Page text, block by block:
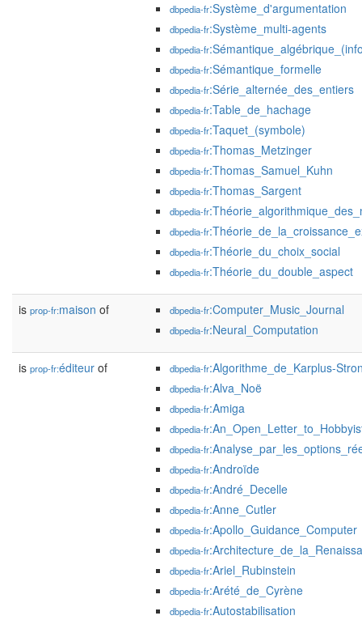
dbpedia-fr:Système_d'argumentation
dbpedia-fr:Système_multi-agents
dbpedia-fr
dbpedia-fr:Sémantique_formelle
dbpedia-fr:Série_alternée_des_entiers
dbpedia-fr:Table_de_hachage
dbpedia-fr:Taquet_(symbole)
dbpedia-fr:Thomas_Metzinger
dbpedia-fr:Thomas_Samuel_Kuhn
dbpedia-fr:Thomas_Sargent
dbpedia-fr
dbpedia-fr
dbpedia-fr:Théorie_du_choix_social
dbpedia-fr:Théorie_du_double_aspect
is prop-fr:maison of dbpedia-fr:Computer_Music_Journal
dbpedia-fr:Neural_Computation
is prop-fr:éditeur of dbpedia-fr:Algorithme_de_Karplus-
dbpedia-fr:Alva_Noë
dbpedia-fr:Amiga
dbpedia-fr
dbpedia-fr
dbpedia-fr:Androïde
dbpedia-fr:André_Decelle
dbpedia-fr:Anne_Cutler
dbpedia-fr:Apollo_Guidance_Computer
dbpedia-fr
dbpedia-fr:Ariel_Rubinstein
dbpedia-fr:Arété_de_Cyrène
dbpedia-fr:Autostabilisation